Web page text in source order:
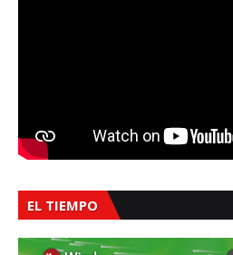
EL TIEMPO